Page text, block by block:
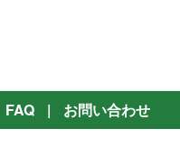
FAQ | お問い合わせ